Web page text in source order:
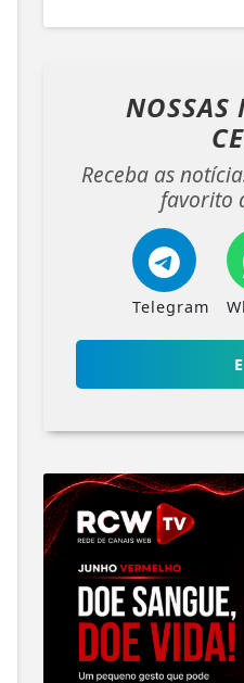
NOSSAS
Receba as
favorito
Telegram